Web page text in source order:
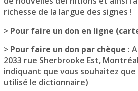
richesse de la langue des signes !
> Pour faire un don en ligne
> Pour faire un don par chèque :
2033 rue Sherbrooke Est, Montréal
indiquant que vous souhaitez
utilisé le dictionnaire)